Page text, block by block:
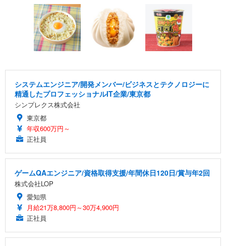
システムエンジニア/開発メンバー/ビジネスとテクノロジーに
精通したプロフェッショナルIT企業/東京都
シンプレクス株式会社
東京都
年収600万円～
正社員
ゲームQAエンジニア/資格取得支援/年間休日120日/賞与年2回
株式会社LOP
愛知県
月給21万8,800円～30万4,900円
正社員